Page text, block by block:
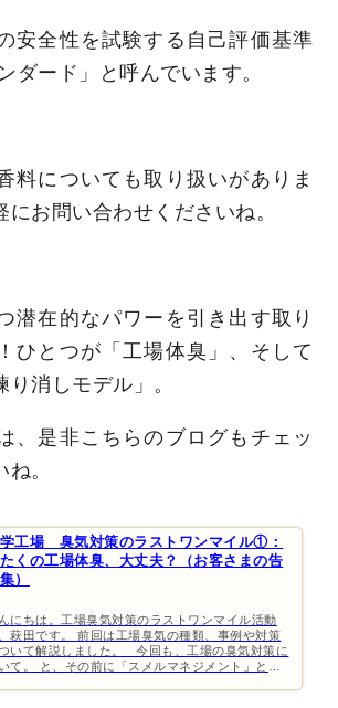
安全性を試験する自己評価基準
ダード」と呼んでいます。
料についても取り扱いがありま
にお問い合わせくださいね。
潜在的なパワーを引き出す取り
ひとつが「工場体臭」、そして
り消しモデル」。
、是非こちらのブログもチェッ
。
工場 臭気対策のラストワンマイル①：
くの工場体臭、大丈夫？（お客さまの告
）
にちは。工場臭気対策のラストワンマイル活動
萩田です。 前回は工場臭気の種類、事例や対策
いて解説しました。 今回も、工場の臭気対策に
て。 と、その前に「スメルマネジメント」とい